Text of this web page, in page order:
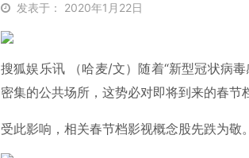
发表于： 2020年1月22日
搜狐娱乐讯 （哈麦/文）随着“新型冠状病
密集的公共场所，这势必对即将到来的春节
受此影响，相关春节档影视概念股先跌为敬。